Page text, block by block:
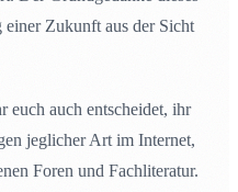
Zukunft aus der Sicht
euch auch entscheidet, ihr
jeglicher Art im Internet,
Foren und Fachliteratur.